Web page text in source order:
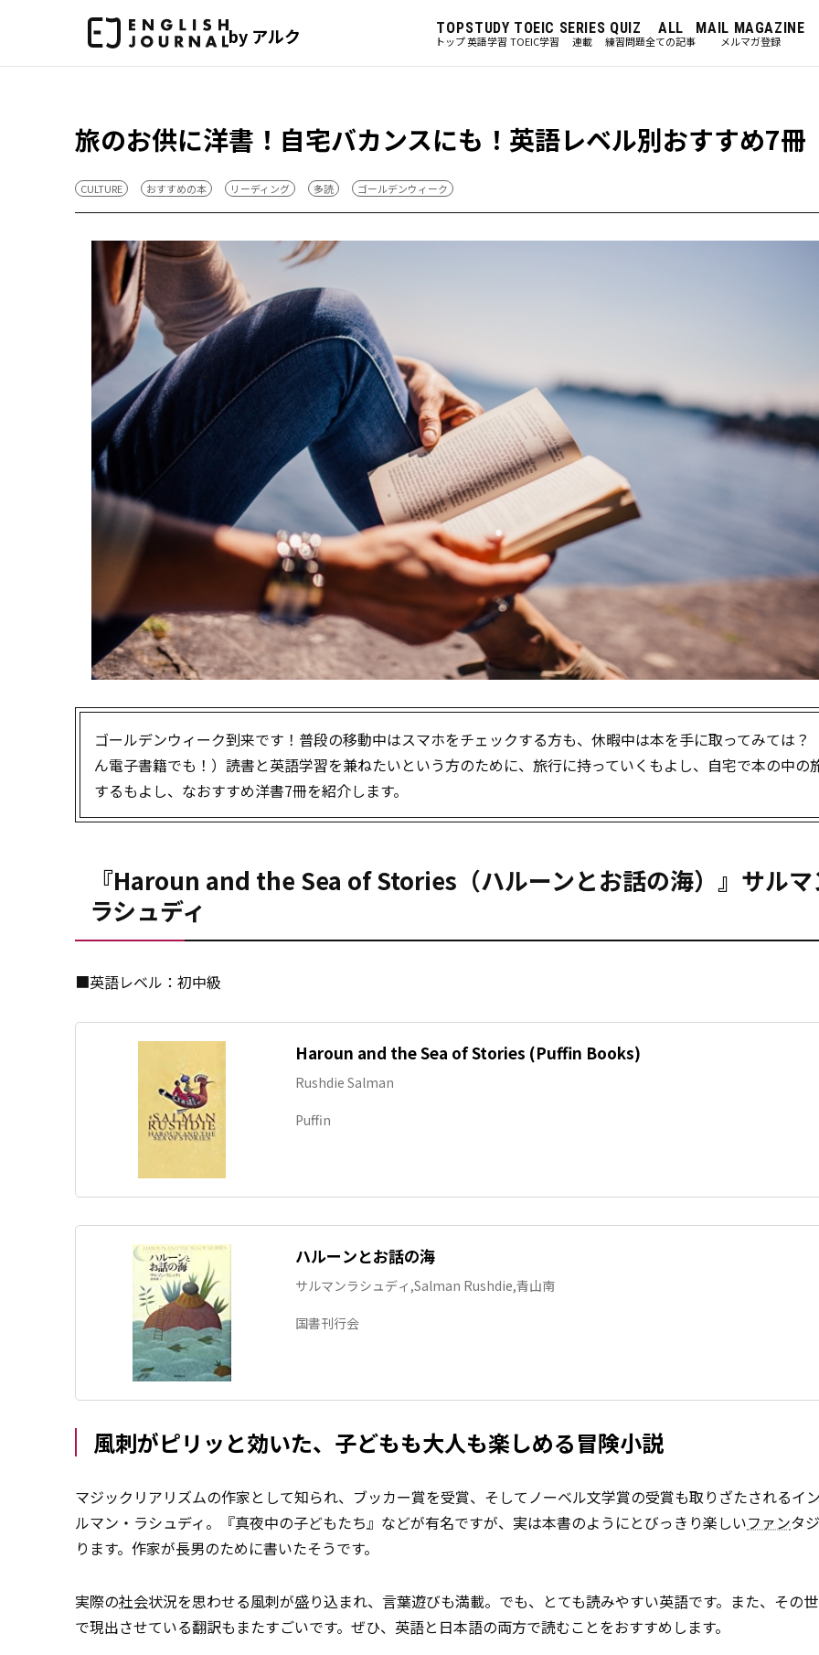
by アルク TOP
トップ
STUDY
英語学習
TOEIC
TOEIC学習
SERIES
連載
QUIZ
練習問題
ALL
全ての記事
MAIL MAGAZINE
メルマガ登録
旅のお供に洋書！自宅バカンスにも！英語レベル別おすすめ7冊
CULTURE おすすめの本 リーディング 多読 ゴールデンウィーク
ゴールデンウィーク到来です！普段の移動中はスマホをチェックする方も、休暇中は本を手に取ってみては？
ん電子書籍でも！）読書と英語学習を兼ねたいという方のために、旅行に持っていくもよし、自宅で本の中の
するもよし、なおすすめ洋書7冊を紹介します。
『Haroun and the Sea of Stories（ハルーンとお話の海）』サル
ラシュディ
■英語レベル：初中級
Haroun and the Sea of Stories (Puffin Books)
Rushdie Salman
Puffin
ハルーンとお話の海
サルマンラシュディ,Salman Rushdie,青山南
国書刊行会
風刺がピリッと効いた、子どもも大人も楽しめる冒険小説
マジックリアリズムの作家として知られ、ブッカー賞を受賞、そしてノーベル文学賞の受賞も取りざたされるイ
ルマン・ラシュディ。『真夜中の子どもたち』などが有名ですが、実は本書のようにとびっきり楽しいファンタ
ります。作家が長男のために書いたそうです。
実際の社会状況を思わせる風刺が盛り込まれ、言葉遊びも満載。でも、とても読みやすい英語です。また、その
で現出させている翻訳もまたすごいです。ぜひ、英語と日本語の両方で読むことをおすすめします。